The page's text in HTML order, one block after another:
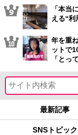
「本当
える“利
年を重
ットで
「とっ
最新記事
SNSトピック